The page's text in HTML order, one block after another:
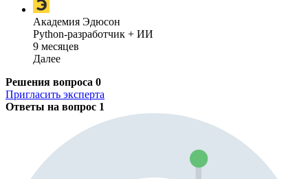
Академия Эдюсон
Python-разработчик + ИИ
9 месяцев
Далее
Решения вопроса 0
Пригласить эксперта
Ответы на вопрос 1